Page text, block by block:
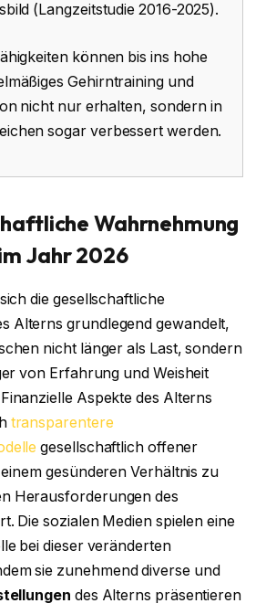
(Langzeitstudie 2016-2025).
können bis ins hohe
Gehirntraining und
nicht nur erhalten, sondern in
sogar verbessert werden.
Wahrnehmung
Jahr 2026
die gesellschaftliche
Alterns grundlegend gewandelt,
nicht länger als Last, sondern
von Erfahrung und Weisheit
Aspekte des Alterns
transparentere
gesellschaftlich offener
gesünderen Verhältnis zu
Herausforderungen des
Die sozialen Medien spielen eine
bei dieser veränderten
sie zunehmend diverse und
des Alterns präsentieren